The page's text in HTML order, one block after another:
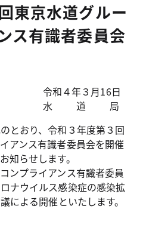
東京水道グルー
ス有識者委員会
令和４年３月16日
水道局
とおり、令和３年度第３回
アンス有識者委員会を開催
知らせします。
ンプライアンス有識者委員
ナウイルス感染症の感染拡
による開催といたします。